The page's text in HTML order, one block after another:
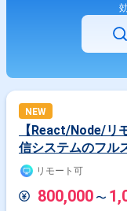
NEW
【React/Node/リ
信システムのフル
リモート可
800,000 〜